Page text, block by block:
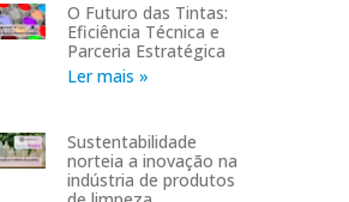
O Futuro das Tintas:
Eficiência Técnica e
Parceria Estratégica
Ler mais »
Sustentabilidade
norteia a inovação na
indústria de produtos